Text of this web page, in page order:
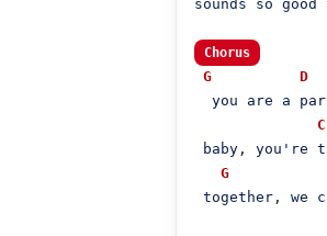
sounds so
Chorus
G
D
you are a
C
baby, you're
G
together, we